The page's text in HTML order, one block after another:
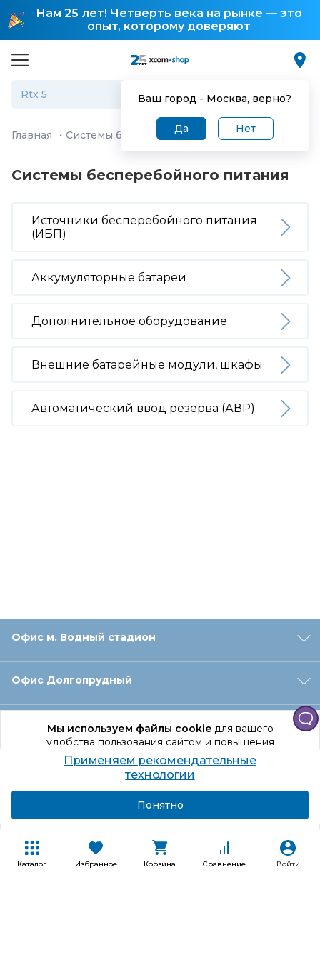
Нам 25 лет! Четверть века на рынке — это
опыт, которому доверяют
Каталог Избранное Корзина Сравнение Войти
Ваш город - Москва, верно?
Да Нет
Мы используем файлы cookieдля вашего
удобства пользования сайтом и повышения
качества рекомендаций.
Продолжая использование сайта, вы даете
согласие на обработку персональных данных
Главная · Системы бесперебойного питания
Системы бесперебойного питания
Источники бесперебойного питания
(ИБП)
Аккумуляторные батареи
Дополнительное оборудование
Внешние батарейные модули, шкафы
Автоматический ввод резерва (АВР)
Офис м. Водный стадион
Офис Долгопрудный
Офис Санкт‑Петербург
Оформление заказа
Покупателям
Применяем рекомендательные
технологии
Понятно